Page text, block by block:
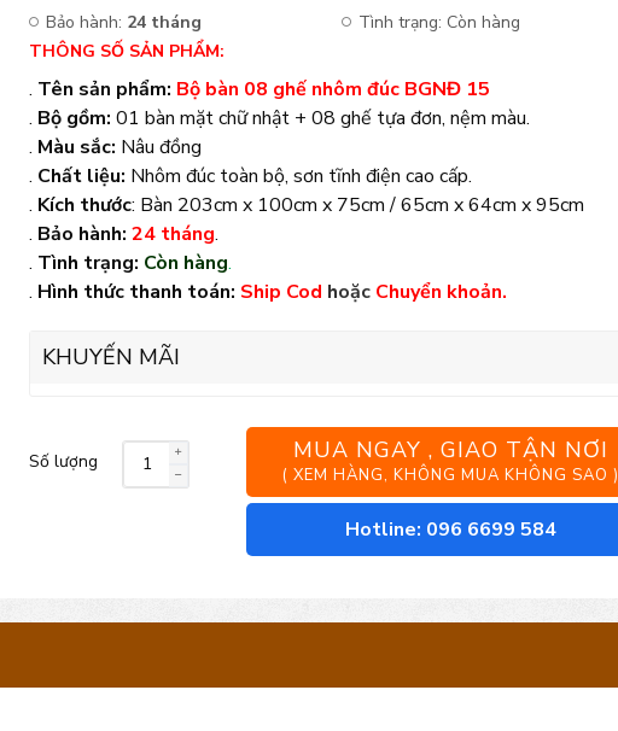
Bảo hành: 24 tháng Tình trạng: Còn hàng
THÔNG SỐ SẢN PHẨM:
. Tên sản phẩm: Bộ bàn 08 ghế nhôm đúc BGNĐ 15
. Bộ gồm: 01 bàn mặt chữ nhật + 08 ghế tựa đơn, nệm màu.
. Màu sắc: Nâu đồng
. Chất liệu: Nhôm đúc toàn bộ, sơn tĩnh điện cao cấp.
. Kích thước: Bàn 203cm x 100cm x 75cm / 65cm x 64cm x 95cm
. Bảo hành: 24 tháng.
. Tình trạng: Còn hàng.
. Hình thức thanh toán: Ship Cod hoặc Chuyển khoản.
KHUYẾN MÃI
Số lượng MUA NGAY , GIAO TẬN NƠI
( XEM HÀNG, KHÔNG MUA KHÔNG SAO )
Hotline: 096 6699 584